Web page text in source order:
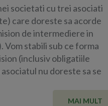
societati cu trei asociati
care doreste sa acorde
de intermediere in
Vom stabili sub ce forma
(inclusiv obligatiile
nu doreste sa se
MAI MULT